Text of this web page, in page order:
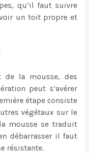
qu’il faut suivre
un toit propre et
de la mousse, des
peut s’avérer
étape consiste
végétaux sur le
mousse se traduit
débarrasser il faut
résistante.